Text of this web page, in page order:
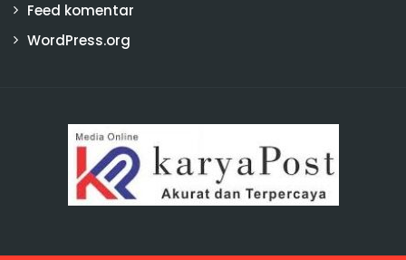
Feed komentar
WordPress.org